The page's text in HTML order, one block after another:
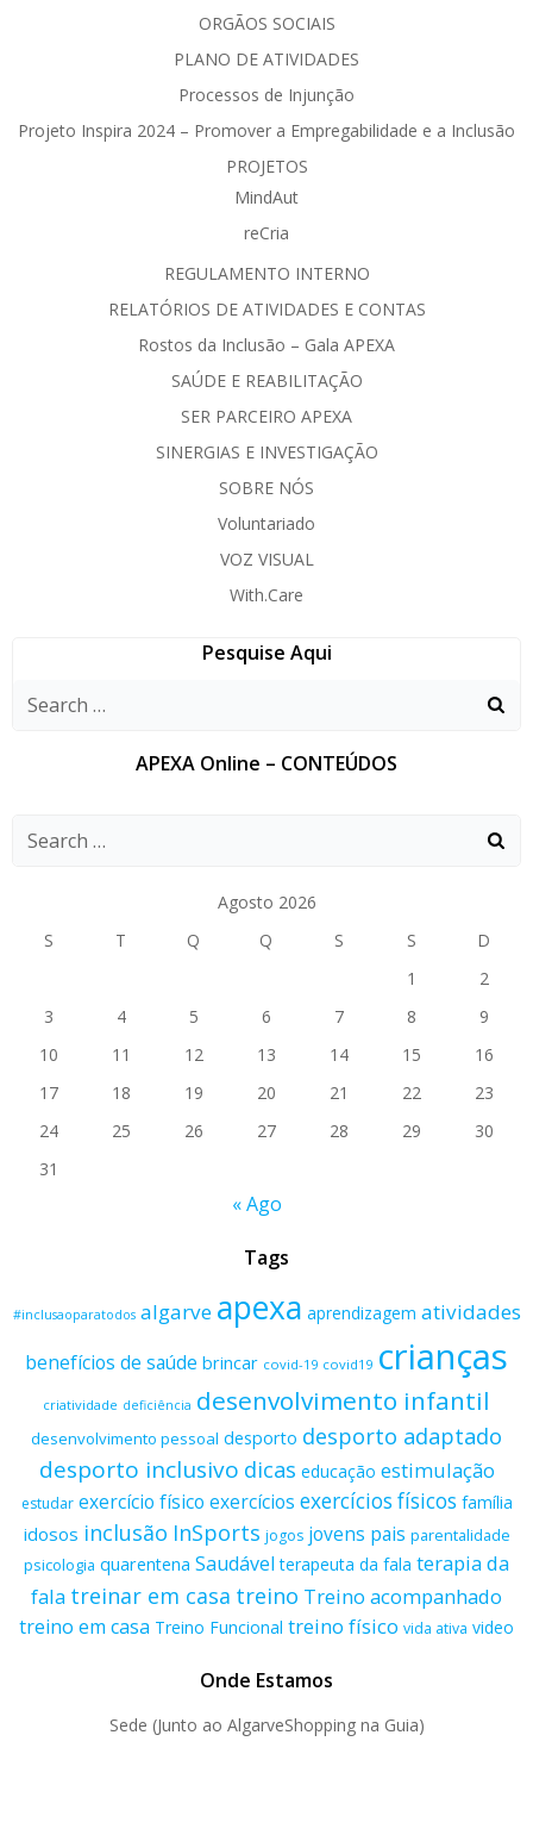
ORGÃOS SOCIAIS
PLANO DE ATIVIDADES
Processos de Injunção
Projeto Inspira 2024 – Promover a Empregabilidade e a Inclusão
PROJETOS
MindAut
reCria
REGULAMENTO INTERNO
RELATÓRIOS DE ATIVIDADES E CONTAS
Rostos da Inclusão – Gala APEXA
SAÚDE E REABILITAÇÃO
SER PARCEIRO APEXA
SINERGIAS E INVESTIGAÇÃO
SOBRE NÓS
Voluntariado
VOZ VISUAL
With.Care
Pesquise Aqui
APEXA Online – CONTEÚDOS
Agosto 2026
S
T Q Q S S
D
1
2
3
4 5 6 7 8
9
10
11 12 13 14 15
16
17
18 19 20 21 22
23
24
25 26 27 28 29
30
31
« Ago
Tags
#inclusaoparatodos algarve apexa aprendizagem atividades
benefícios de saúde brincar covid-19 covid19 crianças
criatividade deficiência desenvolvimento infantil
desenvolvimento pessoal desporto desporto adaptado
desporto inclusivo dicas educação estimulação
estudar exercício físico exercícios exercícios físicos família
idosos inclusão InSports jogos jovens pais parentalidade
psicologia quarentena Saudável terapeuta da fala terapia da
fala treinar em casa treino Treino acompanhado
treino em casa Treino Funcional treino físico vida ativa video
Onde Estamos
Sede (Junto ao AlgarveShopping na Guia)